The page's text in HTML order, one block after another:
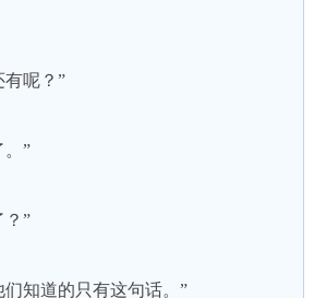
有呢？”
。”
？”
知道的只有这句话。”